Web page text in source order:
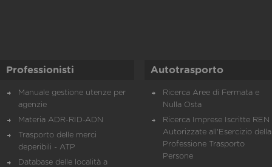
Professionisti
Manuale gestione utenze per
agenzie
Materia ADR-RID-ADN
Trasporto delle merci
deperibili - ATP
Database delle località a
Autotrasporto
Ricerca Aree di Fermata e
Nulla Osta
Ricerca Imprese Iscritte REN
Autorizzate all'Esercizio della
Professione Trasporto
Persone